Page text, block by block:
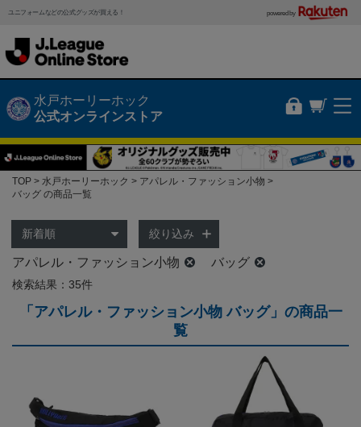
ユニフォームなどの公式グッズが買える！ powered by
水戸ホーリーホック
公式オンラインストア
TOP 水戸ホーリーホック
アパレル・ファッション小物
バッグ の商品一覧
絞り込み
アパレル・ファッション小物 バッグ
検索結果：35件
「アパレル・ファッション小物 バッグ」の商品一
覧